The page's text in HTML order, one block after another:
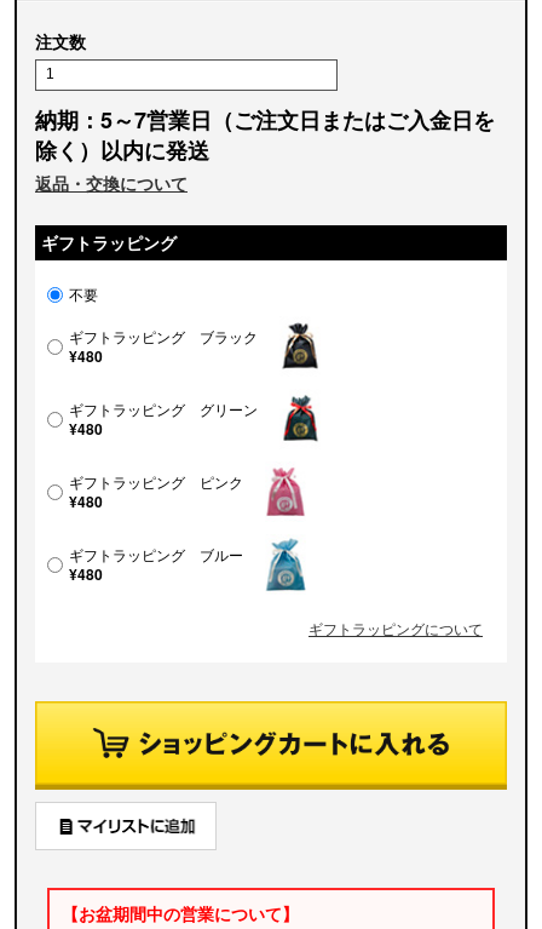
注文数
納期：5～7営業日（ご注文日またはご入金日を
除く）以内に発送
返品・交換について
ギフトラッピング
不要
ギフトラッピング ブラック
¥480
ギフトラッピング グリーン
¥480
ギフトラッピング ピンク
¥480
ギフトラッピング ブルー
¥480
ギフトラッピングについて
【お盆期間中の営業について】